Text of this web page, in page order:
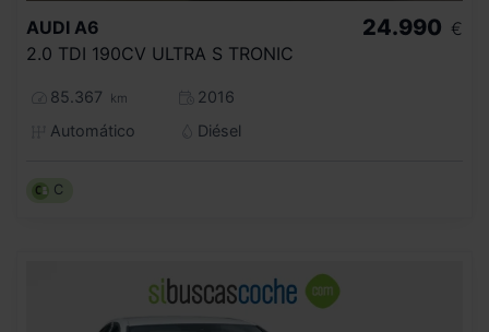
AUDI A6
2.0 TDI 190CV ULTRA S TRONIC
85.367 km
2016
Automático
Diésel
24.990 €
C